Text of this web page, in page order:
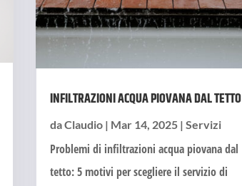
INFILTRAZIONI ACQUA PIOVANA DAL TETTO
daClaudio| Mar 14, 2025| Servizi
Problemi di infiltrazioni acqua piovana dal
tetto: 5 motivi per scegliere il servizio di